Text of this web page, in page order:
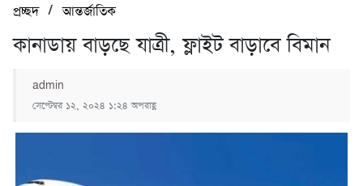
প্রচ্ছদ/আন্তর্জাতিক
কানাডায় বাড়ছে যাত্রী, ফ্লাইট বাড়াবে বিমান
admin
সেপ্টেম্বর ১২, ২০২৪ ১:২৪ অপরাহ্ণ